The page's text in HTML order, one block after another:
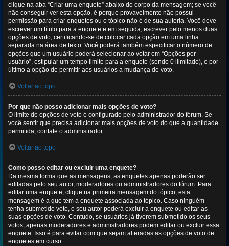
clique na aba “Criar uma enquete” abaixo do corpo da mensagem; se você
não conseguir ver esta opção, é porque provavelmente não possui
permissão para criar enquetes ou o tópico não é de sua autoria. Você deve
escrever um título para a enquete e em seguida, escrever pelo menos duas
opções de voto, certificando-se de colocar cada opção em uma linha
separada na área de texto. Você poderá também especificar o número de
opções que um usuário poderá selecionar ao votar em “Opções por
usuário”, estipular um tempo limite para a enquete (sendo 0 ilimitado), e por
último a opção de permitir aos usuários a mudança de voto.
Voltar ao topo
Por que não posso adicionar mais opções de voto?
O limite de opções de voto é configurado pelo administrador do fórum. Se
você sentir que precisa adicionar mais opções de voto do que a quantidade
permitida, contate o administrador.
Voltar ao topo
Como posso editar ou excluir uma enquete?
Da mesma forma que as mensagens, as enquetes apenas poderão ser
editadas pelo seu autor, moderadores ou administradores do fórum. Para
editar uma enquete, clique na primeira mensagem do tópico; esta
mensagem é a que tem a enquete associada ao tópico. Caso ninguém
tenha submetido voto, o seu autor poderá excluir a enquete ou editar as
suas opções de voto. Contudo, se usuários já tiverem submetido os seus
votos, apenas moderadores e administradores podem editar ou excluir essa
enquete. Isso é para evitar com que sejam alteradas as opções de voto de
enquetes em curso.